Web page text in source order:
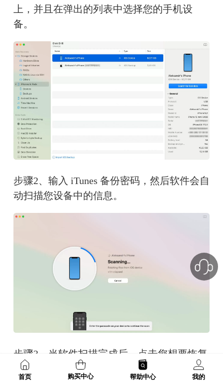
上，并且在弹出的列表中选择您的手机设
备。
步骤2、输入 iTunes 备份密码，然后软件会自
动扫描您设备中的信息。
步骤3、当软件扫描完成后，点击您想要恢复
的数据类型并且勾选需要恢复的文件，然后
点击【Recover】即可开始恢复。
首页 购买中心 帮助中心 我的